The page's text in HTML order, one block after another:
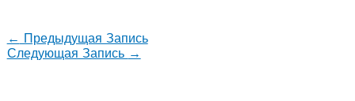
← Предыдущая Запись
Следующая Запись →